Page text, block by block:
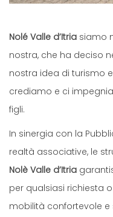
Nolé Valle d’Itria siamo
nostra, che ha deciso
nostra idea di turismo
crediamo e ci
figli.
In sinergia con la
realtà associative, le
Nolè Valle d’Itria
per qualsiasi richiesta
mobilità confortevole